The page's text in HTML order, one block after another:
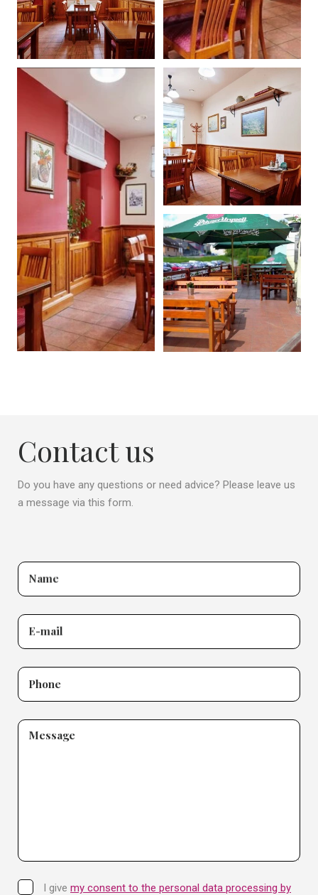
Contact us
Do you have any questions or need advice? Please leave us
a message via this form.
Name
E-mail
Phone
Message
I give my consent to the personal data processing by